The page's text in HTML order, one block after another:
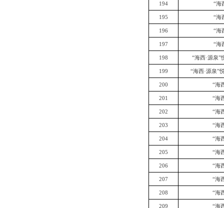
194 “海
195 “海
196 “海
197 “海
198 “海西·源泉
199 “海西·源泉”
200 “海
201 “海
202 “海
203 “海
204 “海
205 “海
206 “海
207 “海
208 “海
209 “海